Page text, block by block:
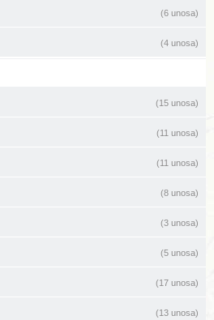
(6 unosa)
(4 unosa)
(15 unosa)
(11 unosa)
(11 unosa)
(8 unosa)
(3 unosa)
(5 unosa)
(17 unosa)
(13 unosa)